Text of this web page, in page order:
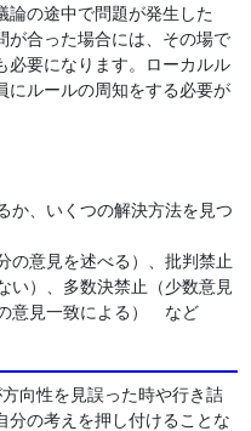
論の途中で問題が発生した
が合った場合には、その場で
必要になります。ローカルル
にルールの周知をする必要が
か、いくつの解決方法を見つ
の意見を述べる）、批判禁止
い）、多数決禁止（少数意見
意見一致による） など
向性を見誤った時や行き詰
分の考えを押し付けることな